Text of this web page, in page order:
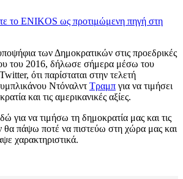
το ENIKOS ως προτιμώμενη πηγή στη
των Δημοκρατικών στις προεδρικές
του 2016, δήλωσε σήμερα μέσω του
ότι παρίσταται στην τελετή
Ντόναλντ Τραμπ για να τιμήσει
και τις αμερικανικές αξίες.
για να τιμήσω τη δημοκρατία μας και τις
θα πάψω ποτέ να πιστεύω στη χώρα μας και
χαρακτηριστικά.